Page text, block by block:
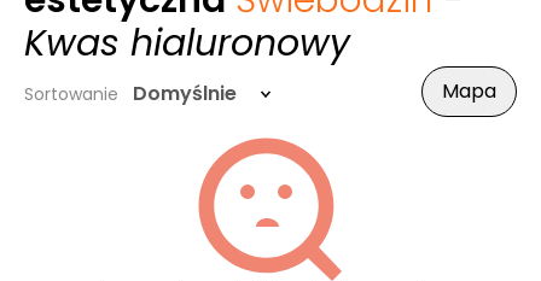
Kwas hialuronowy
Sortowanie Domyślnie Mapa